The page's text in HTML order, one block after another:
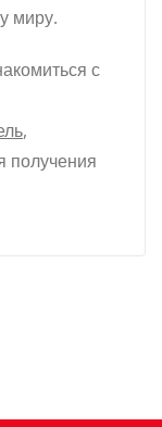
миру.
с
,
получения